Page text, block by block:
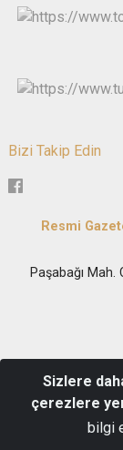
Bizi Takip Edin
Resmi
Paşabağı
Sizlere
çerezlere
bilgi